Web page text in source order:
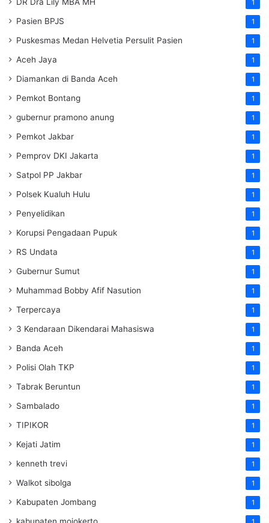
1
Pasien BPJS 1
Puskesmas Medan Helvetia Persulit Pasien 1
Aceh Jaya 1
Diamankan di Banda Aceh 1
Pemkot Bontang 1
gubernur pramono anung 1
Pemkot Jakbar 1
Pemprov DKI Jakarta 1
Satpol PP Jakbar 1
Polsek Kualuh Hulu 1
Penyelidikan 1
Korupsi Pengadaan Pupuk 1
RS Undata 1
Gubernur Sumut 1
Muhammad Bobby Afif Nasution 1
Terpercaya 1
3 Kendaraan Dikendarai Mahasiswa 1
Banda Aceh 1
Polisi Olah TKP 1
Tabrak Beruntun 1
Sambalado 1
TIPIKOR 1
Kejati Jatim 1
kenneth trevi 1
Walkot sibolga 1
Kabupaten Jombang 1